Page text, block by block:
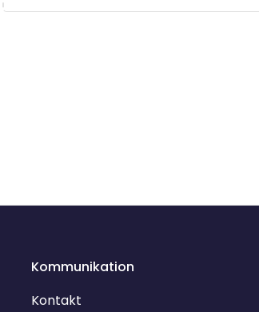
Kommunikation
Kontakt